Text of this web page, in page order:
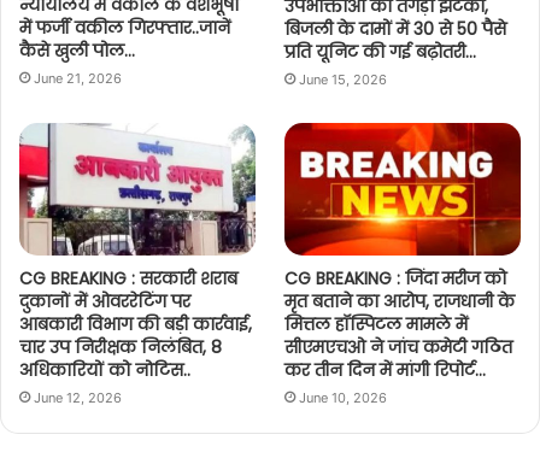
में फर्जी वकील गिरफ्तार..जानें
कैसे खुली पोल…
June 21, 2026
उपभोक्ताओं को तगड़ा झटका,
बिजली के दामों में 30 से 50 पैसे
प्रति यूनिट की गई बढ़ोतरी…
June 15, 2026
CG BREAKING : सरकारी शराब
दुकानों में ओवररेटिंग पर
आबकारी विभाग की बड़ी कार्रवाई,
चार उप निरीक्षक निलंबित, 8
अधिकारियों को नोटिस..
June 12, 2026
CG BREAKING : जिंदा मरीज को
मृत बताने का आरोप, राजधानी के
मित्तल हॉस्पिटल मामले में
सीएमएचओ ने जांच कमेटी गठित
कर तीन दिन में मांगी रिपोर्ट…
June 10, 2026